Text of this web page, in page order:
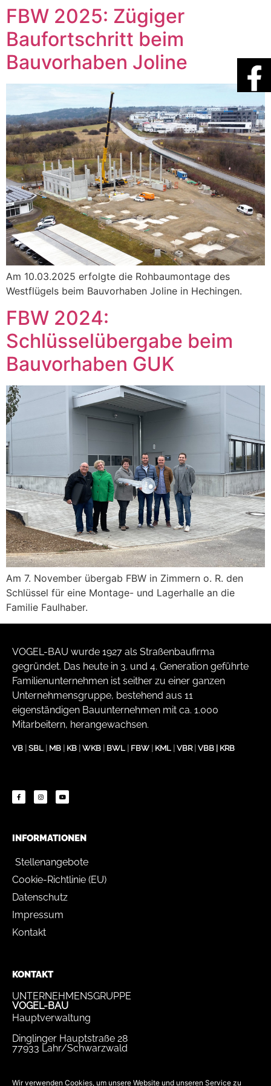
Wir verwenden Cookies, um unsere Website und unseren Service zu
FBW 2025: Zügiger
Baufortschritt beim
Bauvorhaben Joline
Am 10.03.2025 erfolgte die Rohbaumontage des
Westflügels beim Bauvorhaben Joline in Hechingen.
FBW 2024:
Schlüsselübergabe beim
Bauvorhaben GUK
Am 7. November übergab FBW in Zimmern o. R. den
Schlüssel für eine Montage- und Lagerhalle an die
Familie Faulhaber.
VOGEL-BAU wurde 1927 als Straßenbaufirma
gegründet. Das heute in 3. und 4. Generation geführte
Familienunternehmen ist seither zu einer ganzen
Unternehmensgruppe, bestehend aus 11
eigenständigen Bauunternehmen mit ca. 1.000
Mitarbeitern, herangewachsen.
VB SBL MB KB WKB BWL FBW KML VBR| VBB KRB
INFORMATIONEN
Stellenangebote
Cookie-Richtlinie (EU)
Datenschutz
Impressum
Kontakt
KONTAKT
UNTERNEHMENSGRUPPE
VOGEL-BAU
Hauptverwaltung
Dinglinger Hauptstraße 28
77933 Lahr/Schwarzwald